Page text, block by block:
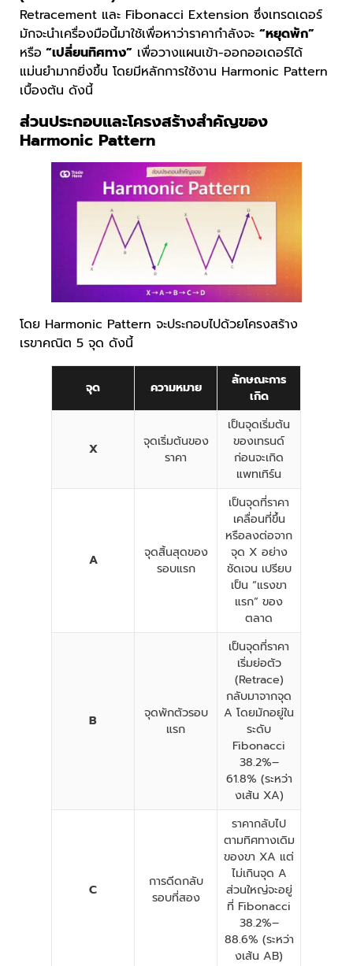
Retracement และ Fibonacci Extension ซึ่งเทรดเดอร์
มักจะนำเครื่องมือนี้มาใช้เพื่อหาว่าราคากำลังจะ“หยุดพัก”
หรือ “เปลี่ยนทิศทาง” เพื่อวางแผนเข้า-ออกออเดอร์ได้
แม่นยำมากยิ่งขึ้น โดยมีหลักการใช้งาน Harmonic Pattern
เบื้องต้น ดังนี้
ส่วนประกอบและโครงสร้างสำคัญของ
Harmonic Pattern
โดย Harmonic Pattern จะประกอบไปด้วยโครงสร้าง
เรขาคณิต 5 จุด ดังนี้
จุด ความหมาย
ลักษณะการ
เกิด
X
จุดเริ่มต้นของ
ราคา
เป็นจุดเริ่มต้น
ของเทรนด์
ก่อนจะเกิด
แพทเทิร์น
A
จุดสิ้นสุดของ
รอบแรก
เป็นจุดที่ราคา
เคลื่อนที่ขึ้น
หรือลงต่อจาก
จุด X อย่าง
ชัดเจน เปรียบ
เป็น “แรงขา
แรก” ของ
ตลาด
B
จุดพักตัวรอบ
แรก
เป็นจุดที่ราคา
เริ่มย่อตัว
(Retrace)
กลับมาจากจุด
A โดยมักอยู่ใน
ระดับ
Fibonacci
38.2%–
61.8% (ระหว่า
งเส้น XA)
C
การดีดกลับ
รอบที่สอง
ราคากลับไป
ตามทิศทางเดิม
ของขา XA แต่
ไม่เกินจุด A
ส่วนใหญ่จะอยู่
ที่ Fibonacci
38.2%–
88.6% (ระหว่า
งเส้น AB)